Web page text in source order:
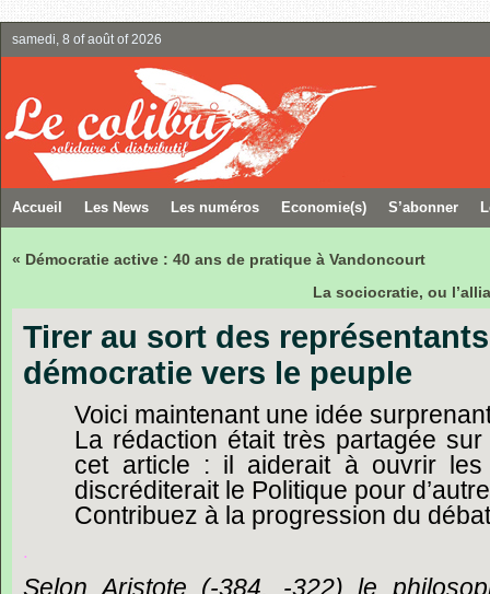
samedi, 8 of août of 2026
Accueil Les News Les numéros Economie(s) S’abonner
« Démocratie active : 40 ans de pratique à Vandoncourt
La sociocratie, ou
Tirer au sort des
démocratie vers le peuple
Voici maintenant une idée
La rédaction était très partagée sur
cet article : il aiderait à ouvrir les
discréditerait le Politique pour
Contribuez à la progression du
.
Selon Aristote (-384, -322) le